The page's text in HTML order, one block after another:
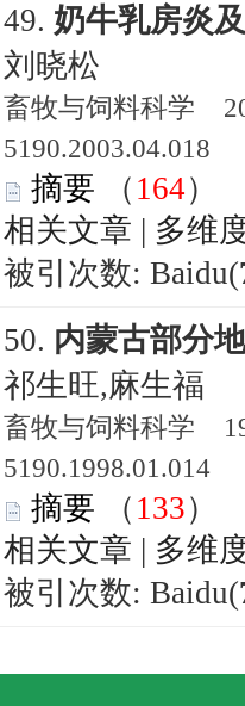
49. 奶牛乳房炎
刘晓松
畜牧与饲料科学
5190.2003.04.018
摘要 （ 164
相关文章 | 多维
被引次数: Baidu(
50. 内蒙古部分
祁生旺,麻生福
畜牧与饲料科学
5190.1998.01.014
摘要 （ 133
相关文章 | 多维
被引次数: Baidu(